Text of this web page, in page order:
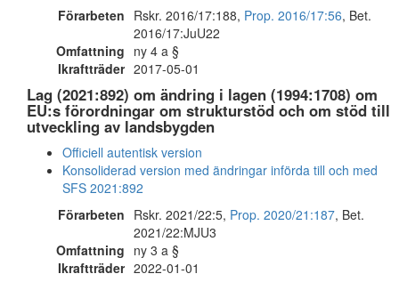
Förarbeten Rskr. 2016/17:188, Prop. 2016/17:56, Bet.
2016/17:JuU22
Omfattning ny 4 a §
Ikraftträder 2017-05-01
Lag (2021:892) om ändring i lagen (1994:1708) om
EU:s förordningar om strukturstöd och om stöd till
utveckling av landsbygden
Officiell autentisk version
Konsoliderad version med ändringar införda till och med
SFS 2021:892
Förarbeten Rskr. 2021/22:5, Prop. 2020/21:187, Bet.
2021/22:MJU3
Omfattning ny 3 a §
Ikraftträder 2022-01-01